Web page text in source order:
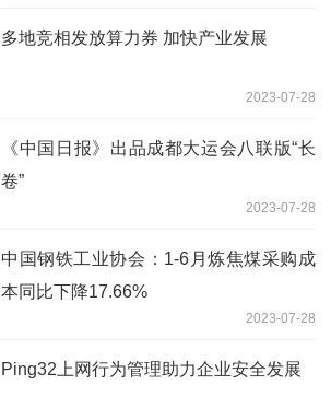
多地竞相发放算力券 加快产业发展
2023-07-28
《中国日报》出品成都大运会八联版“长
卷”
2023-07-28
中国钢铁工业协会：1-6月炼焦煤采购成
本同比下降17.66%
2023-07-28
Ping32上网行为管理助力企业安全发展